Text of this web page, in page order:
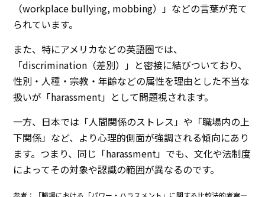
（workplace bullying, mobbing）」などの言葉が充て
られています。
また、特にアメリカなどの英語圏では、
「discrimination（差別）」と密接に結びついており、
性別・人種・宗教・年齢などの属性を理由とした不当な
扱いが「harassment」として問題視されます。
一方、日本では「人間関係のストレス」や「職場内の上
下関係」など、より心理的側面が強調される傾向にあり
ます。つまり、同じ「harassment」でも、文化や法制度
によってその対象や認識の範囲が異なるのです。
参考：「職場における「パワー・ハラスメント」に関する比較法的考察―